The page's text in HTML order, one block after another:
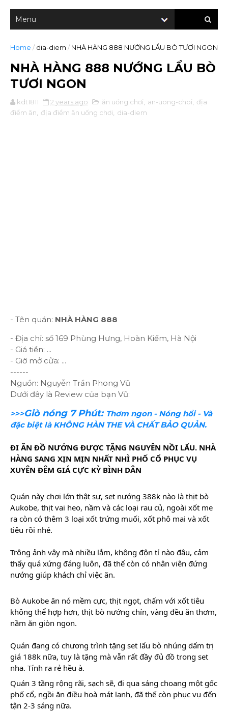
Home / dia-diem / NHÀ HÀNG 888 NƯỚNG LẨU BÒ TƯƠI NGON
NHÀ HÀNG 888 NƯỚNG LẨU BÒ
TƯƠI NGON
kdt1811 2 years ago ăn uống chơi an-uong-choi
địa
điểm ăn
địa điểm ăn uống chơi dia-diem
- Tên quán: NHÀ HÀNG 888
- Địa chỉ: số 169 Phùng Hưng, Hoàn Kiếm, Hà Nội
- Giá tiền: ...
- Giờ mở cửa: ...
------
Nguồn: Nguyễn Trần Phong Vũ
Dưới đây là Review của bạn Vũ:
>>>Giò nóng 7 Phút: Thơm ngon - Nóng hổi - Và
đặc biệt là KHÔNG HÀN THE VÀ CHẤT BẢO QUẢN.
ĐI ĂN ĐỒ NƯỚNG ĐƯỢC TẶNG NGUYÊN NỒI LẨU. NHÀ
HÀNG SANG XỊN MỊN NHẤT NHÌ PHỐ CỔ PHỤC VỤ
XUYÊN ĐÊM GIÁ CỰC KỲ BÌNH DÂN
Quán này chơi lớn thật sự, set nướng 388k nào là thịt bò
Aukobe, thịt vai heo, nầm và các loại rau củ, ngoài xốt me
ra còn có thêm 3 loại xốt trứng muối, xốt phô mai và xốt
tiêu rồi nhé.
Trông ảnh vậy mà nhiều lắm, không độn tí nào đâu, cảm
thấy quá xứng đáng luôn, đã thế còn có nhân viên đứng
nướng giúp khách chỉ việc ăn.
Bò Aukobe ăn nó mềm cực, thịt ngọt, chấm với xốt tiêu
không thể hợp hơn, thịt bò nướng chín, vàng đều ăn thơm,
nầm ăn giòn ngon.
Quán đang có chương trình tặng set lẩu bò nhúng dấm trị
giá 188k nữa, tuy là tặng mà vẫn rất đầy đủ đồ trong set
nha. Tính ra rẻ hều à.
Quán 3 tầng rộng rãi, sạch sẽ, đi qua sáng choang một gốc
phố cổ, ngồi ăn điều hoà mát lạnh, đã thế còn phục vụ đến
tận 2-3 sáng nữa.